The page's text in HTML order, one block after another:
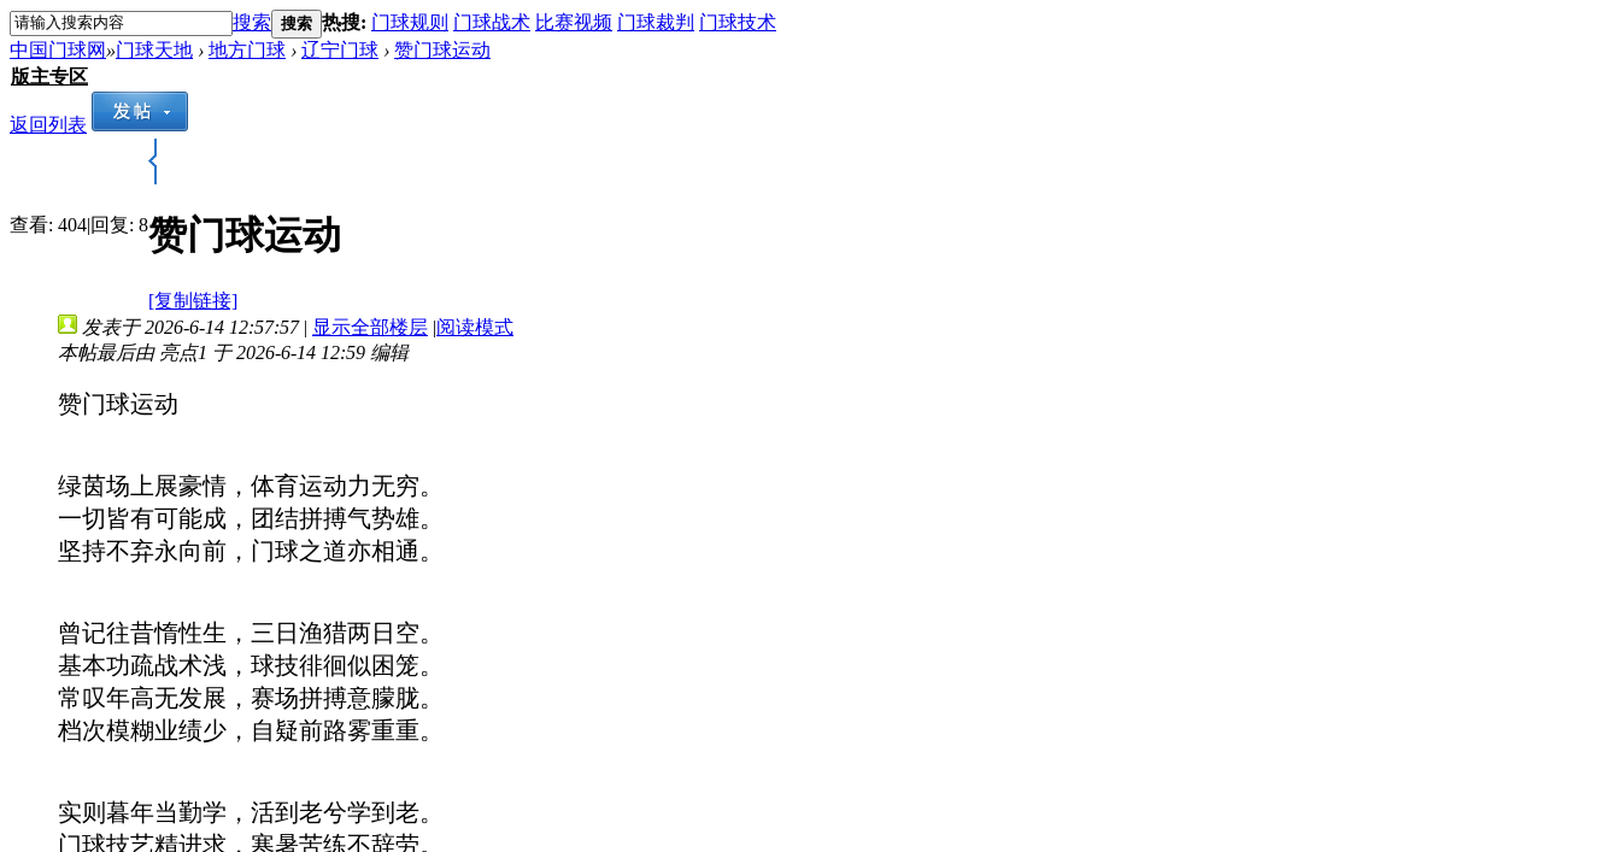
搜索 搜索 热搜: 门球规则 门球战术 比赛视频 门球裁判 门球技术
中国门球网 »门球天地 › 地方门球 › 辽宁门球 › 赞门球运动
版主专区
返回列表
查看: 404|回复: 8赞门球运动
[复制链接]
发表于 2026-6-14 12:57:57 | 显示全部楼层 |阅读模式
本帖最后由 亮点1 于 2026-6-14 12:59 编辑
赞门球运动
绿茵场上展豪情，体育运动力无穷。
一切皆有可能成，团结拼搏气势雄。
坚持不弃永向前，门球之道亦相通。
曾记往昔惰性生，三日渔猎两日空。
基本功疏战术浅，球技徘徊似困笼。
常叹年高无发展，赛场拼搏意朦胧。
档次模糊业绩少，自疑前路雾重重。
实则暮年当勤学，活到老兮学到老。
门球技艺精进求，寒暑苦练不辞劳。